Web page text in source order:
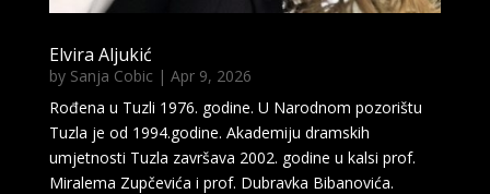
Elvira Aljukić
by Sanja Cobic| Apr 9, 2026
Rođena u Tuzli 1976. godine. U Narodnom pozorištu
Tuzla je od 1994.godine. Akademiju dramskih
umjetnosti Tuzla završava 2002. godine u kalsi prof.
Miralema Zupčevića i prof. Dubravka Bibanovića.